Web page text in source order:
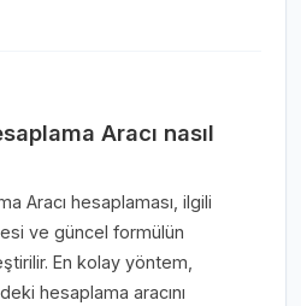
Aracı nasıl
Aracı hesaplaması, ilgili
ve güncel formülün
En kolay yöntem,
hesaplama aracını